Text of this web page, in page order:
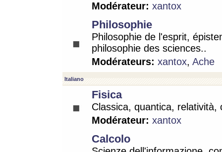
Modérateur: xantox
Philosophie
Philosophie de l'esprit,
philosophie des sciences..
Modérateurs: xantox, Ache
Italiano
Fisica
Classica, quantica, relatività,
Modérateur: xantox
Calcolo